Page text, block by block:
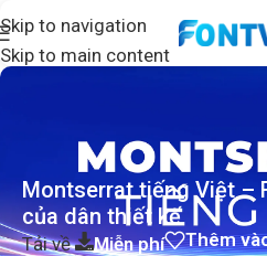
Skip to navigation
Skip to main content
Montserrat tiếng Việt –
của dân thiết kế
Tải về Miễn phí Thêm